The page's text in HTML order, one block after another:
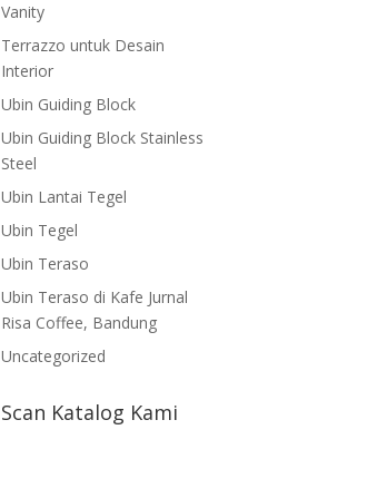
Vanity
Terrazzo untuk Desain
Interior
Ubin Guiding Block
Ubin Guiding Block Stainless
Steel
Ubin Lantai Tegel
Ubin Tegel
Ubin Teraso
Ubin Teraso di Kafe Jurnal
Risa Coffee, Bandung
Uncategorized
Scan Katalog Kami